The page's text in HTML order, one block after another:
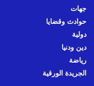
جهات
حوادث وقضايا
دولية
دين ودنيا
رياضة
الجريدة الورقية